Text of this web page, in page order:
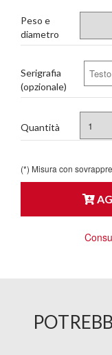
Peso e
diametro
Serigrafia
(opzionale)
Quantità
(*) Misura con